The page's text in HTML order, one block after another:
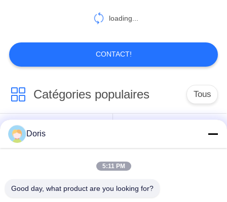
Soupape de
cryogénique de
Valve pneumatique
cryogénique
10
loading...
CONTACT!
Catégories populaires Tous
Vanne cryogénique
cryogéniques
cryogénique
cryogénique
Doris
5:11 PM
Good day, what product are you looking for?